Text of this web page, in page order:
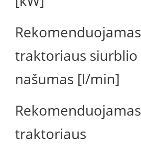
Rekomenduojamas
traktoriaus siurblio
našumas [l/min]
Rekomenduojamas
traktoriaus